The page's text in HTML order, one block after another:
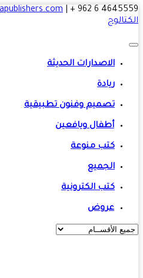
4645559 6
|
الاصدارات الحديثة
ريادة
تصميم وفنون تطبيقية
أطفال ويافعين
كتب منوعة
الجميع
كتب الكترونية
عروض